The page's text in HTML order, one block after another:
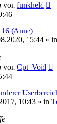
von funkheld
(Anne)
15:44 » in
von Cpt_Void
10:43 » in